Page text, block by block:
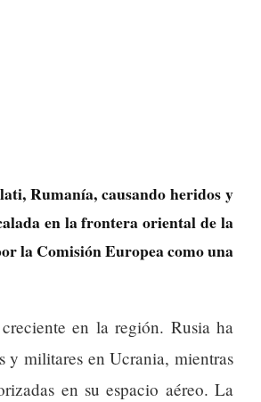
Rumanía, causando heridos y
en la frontera oriental de la
la Comisión Europea como una
en la región. Rusia ha
y militares en Ucrania, mientras
en su espacio aéreo. La